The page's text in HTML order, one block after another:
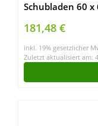
Schubladen 60
181,48 €
inkl. 19% gesetzlicher
Zuletzt aktualisiert am: